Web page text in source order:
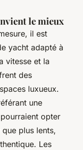
le mieux
il est
yacht adapté à
vitesse et la
des
luxueux.
une
opter
plus lents,
Les